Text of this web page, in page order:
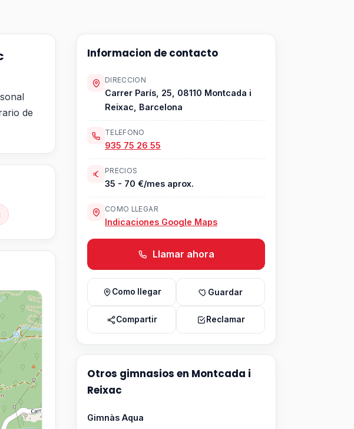
de
Informacion de contacto
DIRECCION
Carrer París, 25, 08110 Montcada i
Reixac, Barcelona
TELEFONO
935 75 26 55
PRECIOS
35 - 70 €/mes aprox.
COMO LLEGAR
Indicaciones Google Maps
Llamar ahora
Como llegar Guardar
Compartir Reclamar
Otros gimnasios en Montcada i
Reixac
Gimnàs Aqua